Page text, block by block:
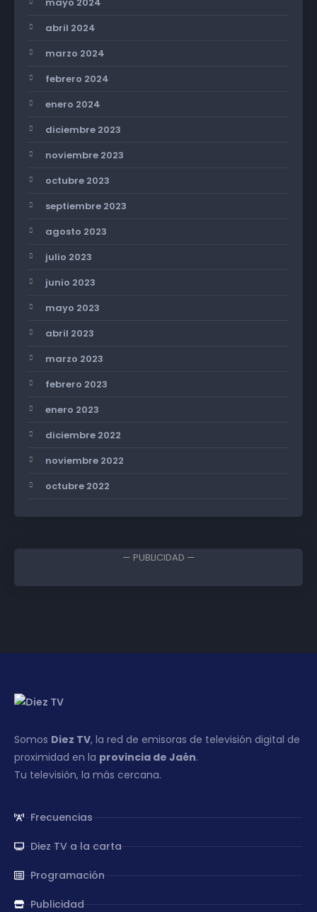
abril 2024
marzo 2024
febrero 2024
enero 2024
diciembre 2023
noviembre 2023
octubre 2023
septiembre 2023
agosto 2023
julio 2023
junio 2023
mayo 2023
abril 2023
marzo 2023
febrero 2023
enero 2023
diciembre 2022
noviembre 2022
octubre 2022
— PUBLICIDAD —
Somos Diez TV, la red de emisoras de televisión digital de
proximidad en la provincia de Jaén.
Tu televisión, la más cercana.
Frecuencias
Diez TV a la carta
Programación
Publicidad